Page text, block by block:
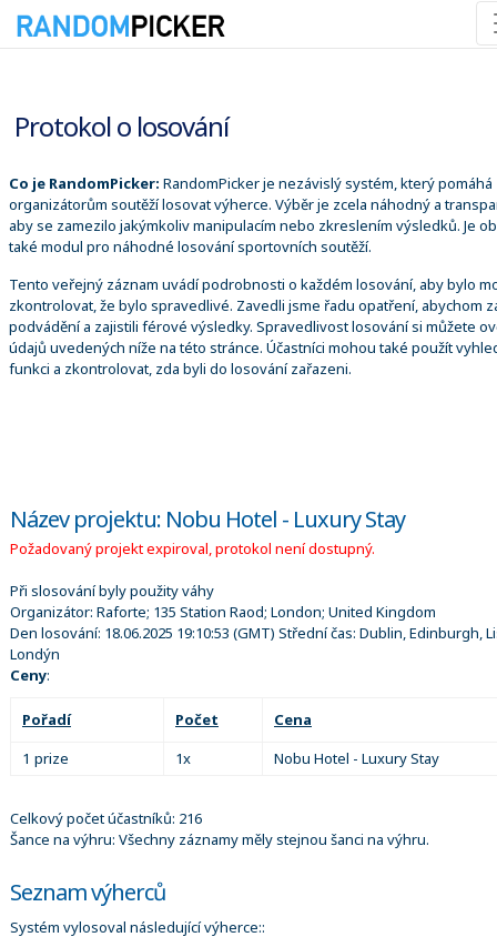
Protokol o losování
Co je RandomPicker: RandomPicker je nezávislý systém, který pomáhá
organizátorům soutěží losovat výherce. Výběr je zcela náhodný a
aby se zamezilo jakýmkoliv manipulacím nebo zkreslením výsledků. Je
také modul pro náhodné losování sportovních soutěží.
Tento veřejný záznam uvádí podrobnosti o každém losování, aby bylo
zkontrolovat, že bylo spravedlivé. Zavedli jsme řadu opatření, abychom
podvádění a zajistili férové výsledky. Spravedlivost losování si můžete
údajů uvedených níže na této stránce. Účastníci mohou také použít
funkci a zkontrolovat, zda byli do losování zařazeni.
Název projektu: Nobu Hotel - Luxury Stay
Požadovaný projekt expiroval, protokol není dostupný.
Při slosování byly použity váhy
Organizátor: Raforte; 135 Station Raod; London; United Kingdom
Den losování: 18.06.2025 19:10:53 (GMT) Střední čas: Dublin, Edinburgh,
Londýn
Ceny:
Pořadí Počet
Cena
1 prize
1x Nobu Hotel - Luxury Stay
Celkový počet účastníků: 216
Šance na výhru: Všechny záznamy měly stejnou šanci na výhru.
Seznam výherců
Systém vylosoval následující výherce::